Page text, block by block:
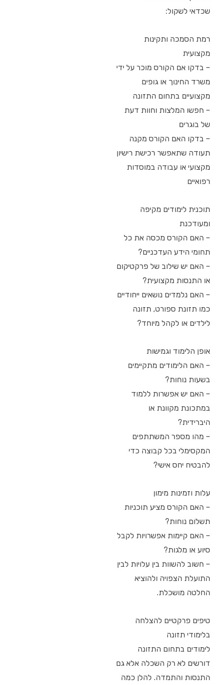
שכדאי לשקול:
רמת הסמכה ותקינות
מקצועית
– בדקו אם הקורס מוכר על ידי
משרד החינוך או גופים
מקצועיים בתחום התזונה
– חפשו המלצות וחוות דעת
של בוגרים
– בדקו האם הקורס מקנה
תעודה שתאפשר רכישת רישיון
מקצועי או עבודה במוסדות
רפואיים
תוכנית לימודים מקיפה
ומעודכנת
– האם הקורס מכסה את כל
תחומי הידע העדכניים?
– האם יש שילוב של פרקטיקום
או התנסות מקצועית?
– האם נלמדים נושאים ייחודיים
כמו תזונת ספורט, תזונה
לילדים או לקהל מיוחד?
אופן הלימוד וגמישות
– האם הלימודים מתקיימים
בשעות נוחות?
– האם יש אפשרות ללמוד
במתכונת מקוונת או
היברידית?
– מהו מספר המשתתפים
המקסימלי בכל קבוצה כדי
להבטיח יחס אישי?
עלות וזמינות מימון
– האם הקורס מציע תוכניות
תשלום נוחות?
– האם קיימות אפשרויות לקבל
סיוע או מלגות?
– חשוב להשוות בין עלויות לבין
התועלת הצפויה ולהוציא
החלטה מושכלת.
טיפים פרקטיים להצלחה
בלימודי תזונה
לימודים בתחום התזונה
דורשים לא רק השכלה אלא גם
התנסות והתמדה. להלן כמה